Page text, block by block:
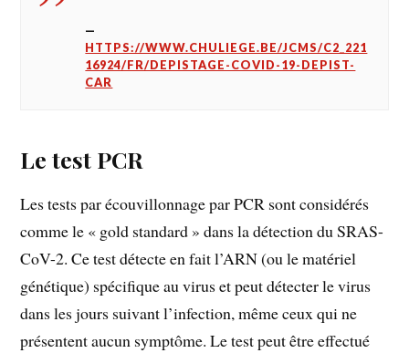
HTTPS://WWW.CHULIEGE.BE/JCMS/C2_221
16924/FR/DEPISTAGE-COVID-19-DEPIST-
CAR
Le test PCR
Les tests par écouvillonnage par PCR sont considérés
comme le « gold standard » dans la détection du SRAS-
CoV-2. Ce test détecte en fait l’ARN (ou le matériel
génétique) spécifique au virus et peut détecter le virus
dans les jours suivant l’infection, même ceux qui ne
présentent aucun symptôme. Le test peut être effectué